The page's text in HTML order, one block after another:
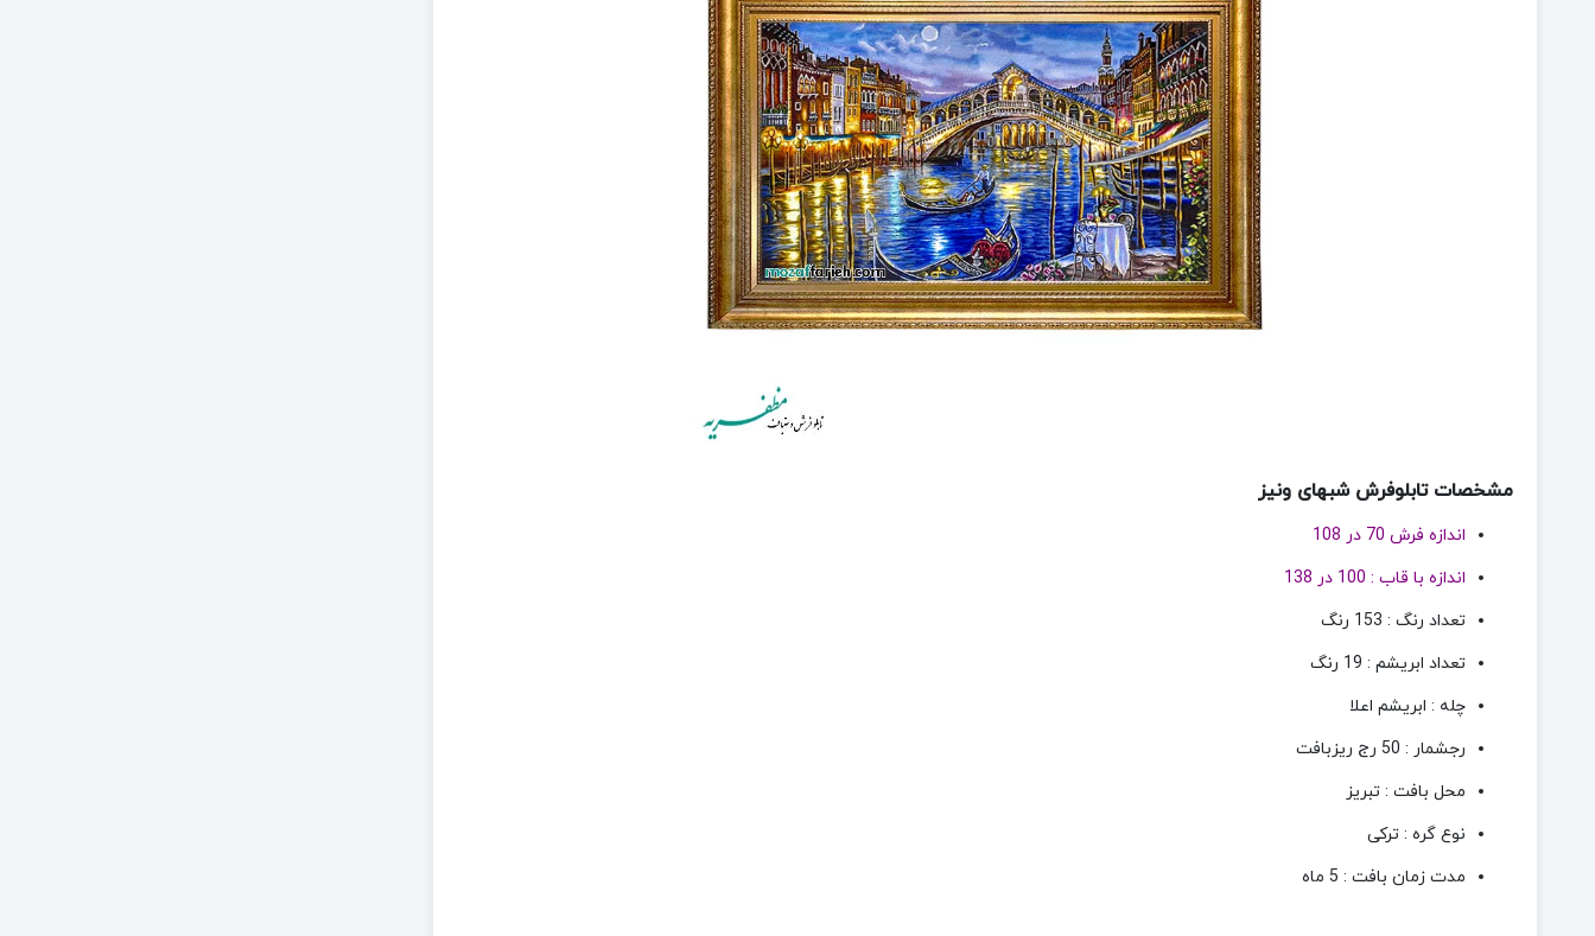
مشخصات تابلوفرش شبهای ونیز
اندازه فرش 70 در 108
اندازه با قاب : 100 در 138
تعداد رنگ : 153 رنگ
تعداد ابریشم : 19 رنگ
چله : ابریشم اعلا
رجشمار : 50 رج ریزبافت
محل بافت : تبریز
نوع گره : ترکی
مدت زمان بافت : 5 ماه